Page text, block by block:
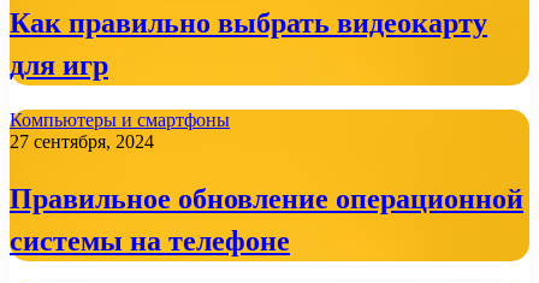
Как правильно выбрать видеокарту
для игр
Компьютеры и смартфоны
27 сентября, 2024
Правильное обновление операционной
системы на телефоне